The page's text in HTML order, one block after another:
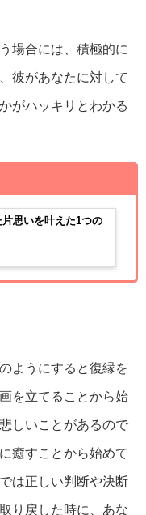
場合には、積極的に
彼があなたに対して
がハッキリとわかる
思いを叶えた1つの
ようにすると復縁を
を立てることから始
しいことがあるので
癒すことから始めて
は正しい判断や決断
り戻した時に、あな